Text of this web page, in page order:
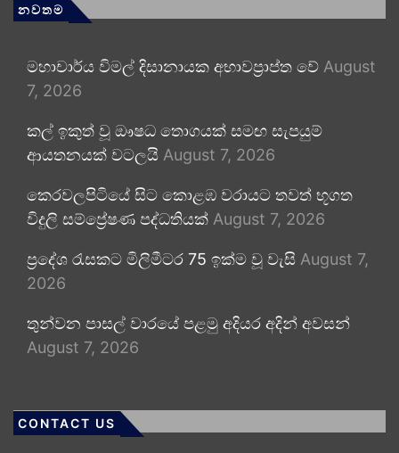
නවතම
මහාචාර්ය විමල් දිසානායක අභාවප්‍රාප්ත වේ August
7, 2026
කල් ඉකුත් වූ ඖෂධ තොගයක් සමඟ සැපයුම්
ආයතනයක් වටලයි August 7, 2026
කෙරවලපිටියේ සිට කොළඹ වරායට තවත් භූගත
විදුලි සම්ප්‍රේෂණ පද්ධතියක් August 7, 2026
ප්‍රදේශ රැසකට මිලිමීටර 75 ඉක්ම වූ වැසි August 7,
2026
තුන්වන පාසල් වාරයේ පළමු අදියර අදින් අවසන්
August 7, 2026
CONTACT US